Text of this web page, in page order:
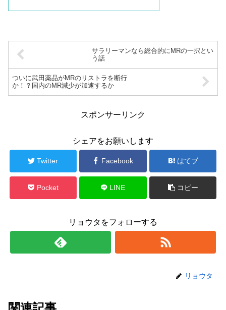
サラリーマンなら総合的にMRの一択とい
う話
ついに武田薬品がMRのリストラを断行
か！？国内のMR減少が加速するか
スポンサーリンク
シェアをお願いします
Twitter Facebook はてブ
Pocket LINE コピー
リョウタをフォローする
リョウタ